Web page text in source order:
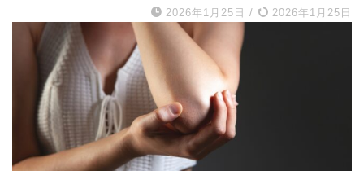
2026年1月25日 / 2026年1月25日